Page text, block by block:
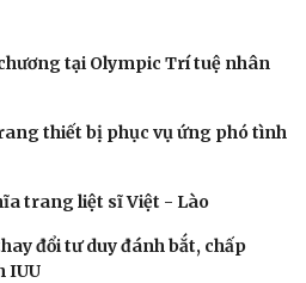
tại Olympic Trí tuệ nhân
thiết bị phục vụ ứng phó tình
trang liệt sĩ Việt - Lào
đổi tư duy đánh bắt, chấp
IUU